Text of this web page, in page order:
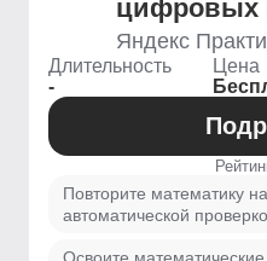
цифровых
Яндекс
Длительность
-
Цена
Повторите математику
автоматической